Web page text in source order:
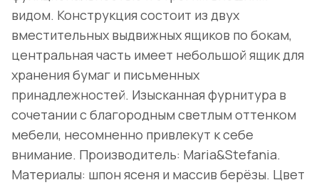
видом. Конструкция состоит из двух
вместительных выдвижных ящиков по бокам,
центральная часть имеет небольшой ящик для
хранения бумаг и письменных
принадлежностей. Изысканная фурнитура в
сочетании с благородным светлым оттенком
мебели, несомненно привлекут к себе
внимание. Производитель: Maria&Stefania.
Материалы: шпон ясеня и массив берёзы. Цвет